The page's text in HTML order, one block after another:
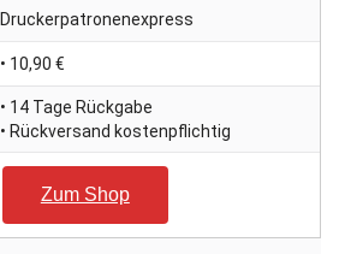
Druckerpatronenexpress
• 10,90 €
• 14 Tage Rückgabe
• Rückversand kostenpflichtig
Zum Shop